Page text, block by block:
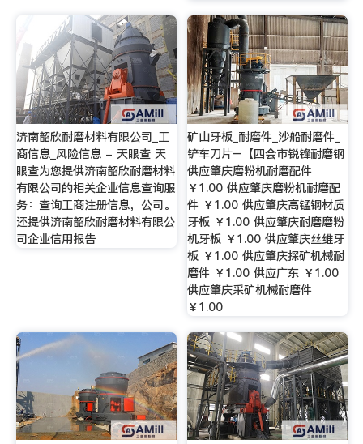
济南韶欣耐磨材料有限公司_工
商信息_风险信息 - 天眼查 天
眼查为您提供济南韶欣耐磨材料
有限公司的相关企业信息查询服
务：查询工商注册信息，公司。
还提供济南韶欣耐磨材料有限公
司企业信用报告
矿山牙板_耐磨件_沙船耐磨件_
铲车刀片–【四会市锐锋耐磨钢
供应肇庆磨粉机耐磨配件
￥1.00 供应肇庆磨粉机耐磨配
件 ￥1.00 供应肇庆高锰钢材质
牙板 ￥1.00 供应肇庆耐磨磨粉
机牙板 ￥1.00 供应肇庆丝维牙
板 ￥1.00 供应肇庆探矿机械耐
磨件 ￥1.00 供应广东 ￥1.00
供应肇庆采矿机械耐磨件
￥1.00